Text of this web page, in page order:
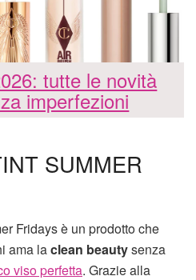
tutte le novità
imperfezioni
SUMMER
Fridays è un prodotto che
ama laclean beautysenza
viso perfetta. Grazie alla